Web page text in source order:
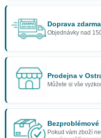
Doprava zdarma
Objednávky nad
Prodejna v
Můžete si vše
Pokud vám zboží